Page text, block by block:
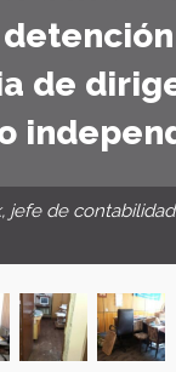
de
jefe de